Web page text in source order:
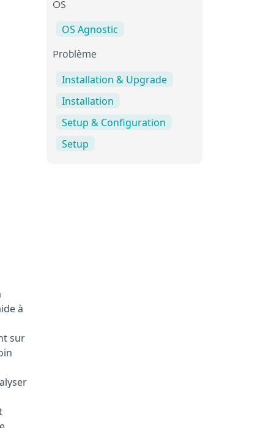
à
sur
OS
OS Agnostic
Problème
Installation & Upgrade
Installation
Setup & Configuration
Setup